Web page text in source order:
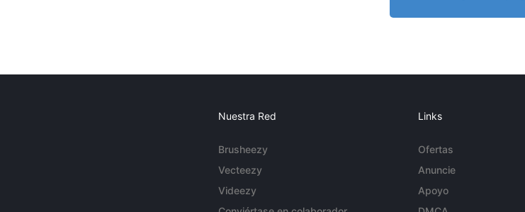
Nuestra Red
Brusheezy
Vecteezy
Videezy
Links
Ofertas
Anuncie
Apoyo